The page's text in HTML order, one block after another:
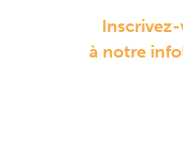
à notre